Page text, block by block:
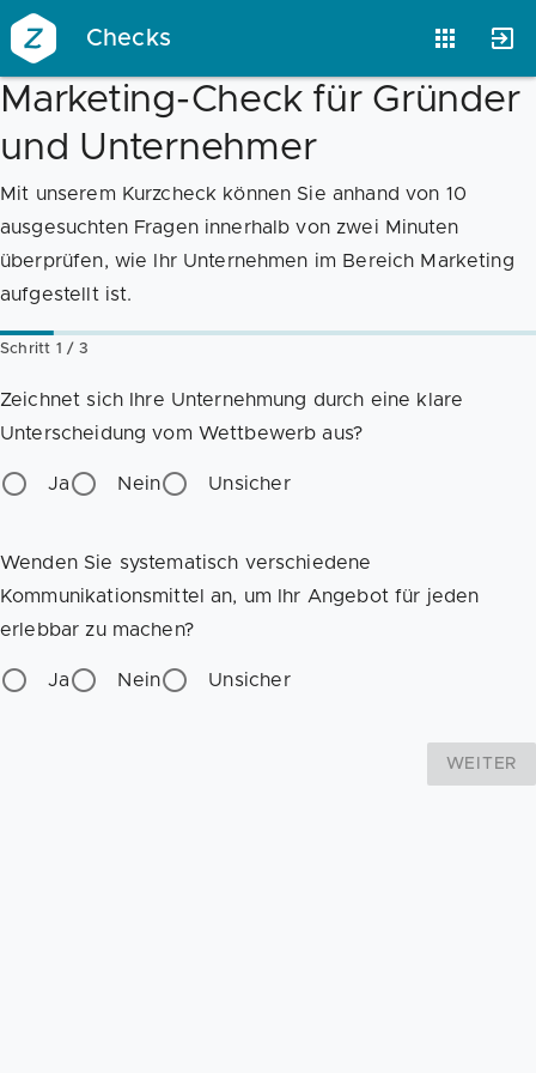
Checks
Vorlagen
Webinare Magazin Checks
Marketing-Check für Gründer
und Unternehmer
Mit unserem Kurzcheck können Sie anhand von 10
ausgesuchten Fragen innerhalb von zwei Minuten
überprüfen, wie Ihr Unternehmen im Bereich Marketing
aufgestellt ist.
Schritt 1 / 3
Zeichnet sich Ihre Unternehmung durch eine klare
Unterscheidung vom Wettbewerb aus?
Ja Nein Unsicher
Wenden Sie systematisch verschiedene
Kommunikationsmittel an, um Ihr Angebot für jeden
erlebbar zu machen?
Ja Nein Unsicher
WEITER